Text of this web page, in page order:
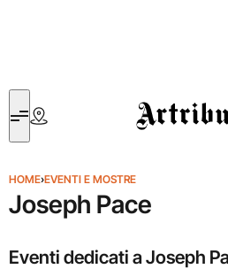
Artribune
HOME›EVENTI E MOSTRE
Joseph Pace
Eventi dedicati a Joseph